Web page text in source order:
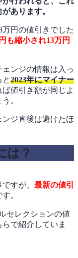
あります。
円の値引きでした
も縮小され13万円
ンジの情報は入っ
2023年にマイナー
値引き額が同じよ
。
ジ直後は避けたほ
は？
すが、 最新の値引
す。
セレクションの値
で紹介していま